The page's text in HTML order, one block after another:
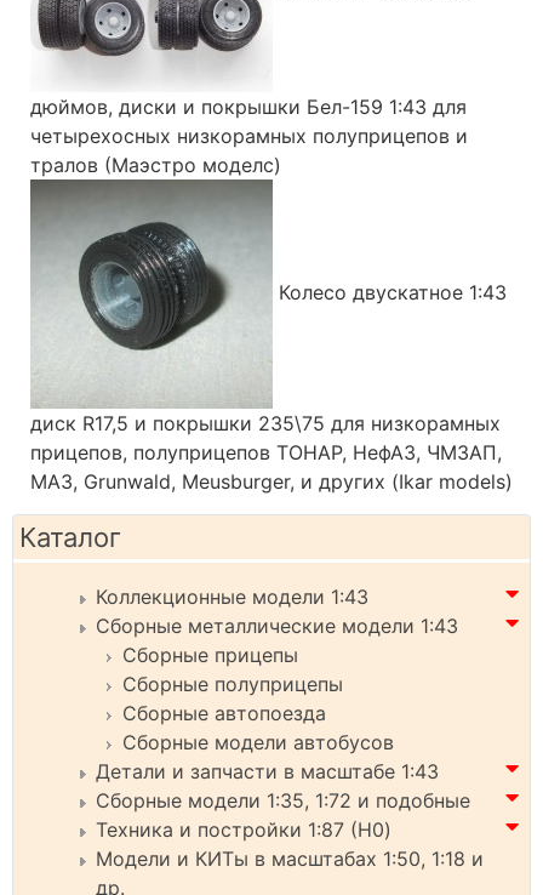
дюймов, диски и покрышки Бел-159 1:43 для
четырехосных низкорамных полуприцепов и
тралов (Маэстро моделс)
Колесо двускатное 1:43
диск R17,5 и покрышки 235\75 для низкорамных
прицепов, полуприцепов ТОНАР, НефАЗ, ЧМЗАП,
МАЗ, Grunwald, Meusburger, и других (Ikar models)
Каталог
Коллекционные модели 1:43
Сборные металлические модели 1:43
Сборные прицепы
Сборные полуприцепы
Сборные автопоезда
Сборные модели автобусов
Детали и запчасти в масштабе 1:43
Сборные модели 1:35, 1:72 и подобные
Техника и постройки 1:87 (H0)
Модели и КИТы в масштабах 1:50, 1:18 и
др.